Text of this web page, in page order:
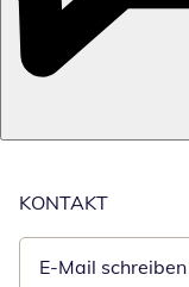
KONTAKT
E-Mail schreiben
Öffnet E-Mail-